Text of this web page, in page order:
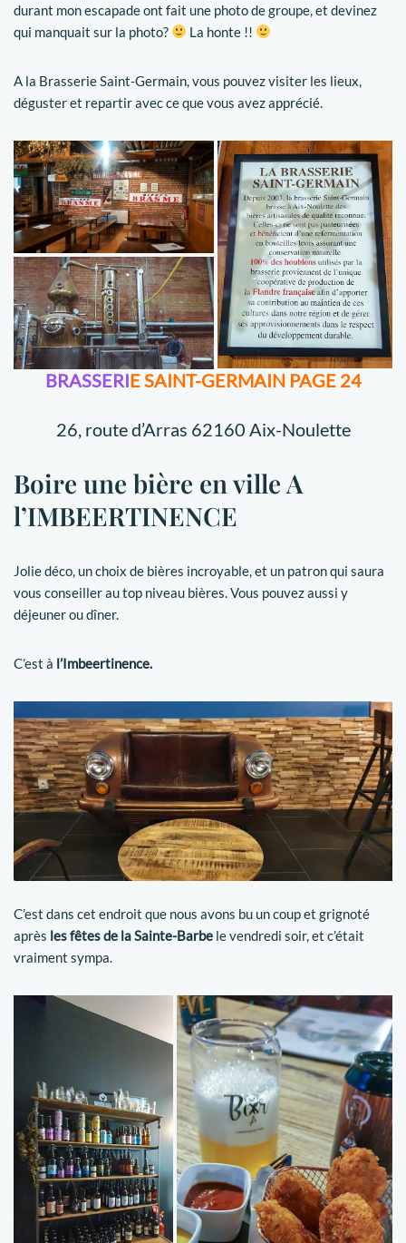
durant mon escapade ont fait une photo de groupe, et devinez
qui manquait sur la photo?
La honte !!
A la Brasserie Saint-Germain, vous pouvez visiter les lieux,
déguster et repartir avec ce que vous avez apprécié.
BRASSERIE SAINT-GERMAIN PAGE 24
26, route d’Arras 62160 Aix-Noulette
Boire une bière en ville A
l’IMBEERTINENCE
Jolie déco, un choix de bières incroyable, et un patron qui saura
vous conseiller au top niveau bières. Vous pouvez aussi y
déjeuner ou dîner.
C’est à l’Imbeertinence.
C’est dans cet endroit que nous avons bu un coup et grignoté
après les fêtes de la Sainte-Barbe le vendredi soir, et c’était
vraiment sympa.